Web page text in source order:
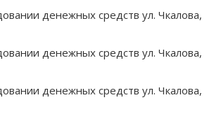
денежных средств ул. Чкалова,
денежных средств ул. Чкалова,
денежных средств ул. Чкалова,